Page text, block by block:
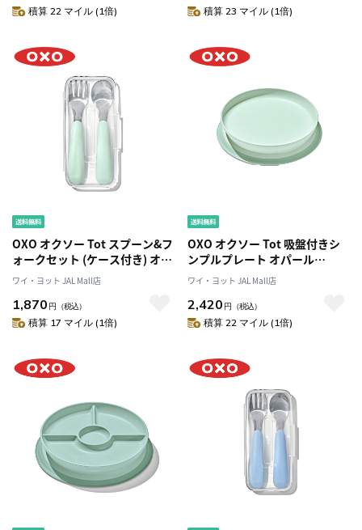
積算 22 マイル (1倍) 積算 23 マイル (1倍)
OXO オクソー Tot スプーン&フ
ォークセット (ケース付き) オパ
ール 61162300
ワイ・ヨット JAL Mall店
1,870 円 （税込）
積算 17 マイル (1倍)
OXO オクソー Tot 吸盤付きシ
ンプルプレート オパール
61163400
ワイ・ヨット JAL Mall店
2,420 円 （税込）
積算 22 マイル (1倍)